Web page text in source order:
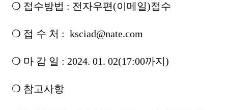
❍ 접수방법 : 전자우편(이메일)접수
❍ 접 수 처 : ksciad@nate.com
❍ 마 감 일 : 2024. 01. 02(17:00까지)
❍ 참고사항